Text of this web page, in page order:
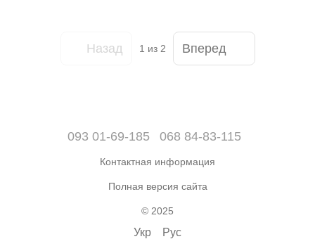
Назад 1 из 2 Вперед
093 01-69-185 068 84-83-115
Контактная информация
Полная версия сайта
© 2025
Укр Рус